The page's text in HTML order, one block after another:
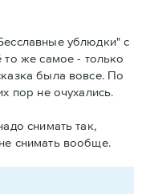
ублюдки" с
то же самое - только
была вовсе. По
пор не очухались.
снимать так,
снимать вообще.